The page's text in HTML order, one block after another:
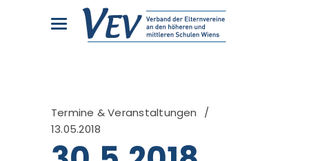
Termine & Veranstaltungen
13.05.2018